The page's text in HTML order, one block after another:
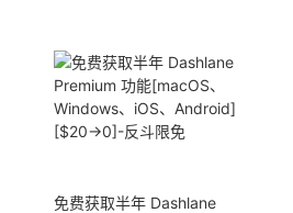
免费获取半年 Dashlane